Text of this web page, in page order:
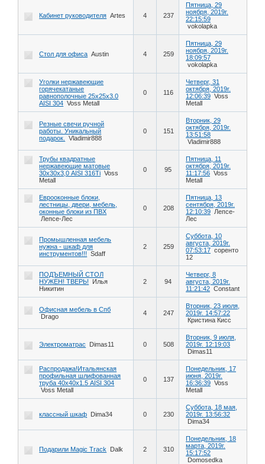
Кабинет руководителя Artes 4 237
Пятница, 29
ноября, 2019г.
22:15:59
vokolapka
Стол для офиса Austin 4 259
Пятница, 29
ноября, 2019г.
18:09:57
vokolapka
Уголки нержавеющие
горячекатаные
равнополочные 25х25х3.0
AISI 304 Voss Metall
0 116
Четверг, 31
октября, 2019г.
12:06:39 Voss
Metall
Резные свечи ручной
работы. Уникальный
подарок.
Vladimir888
0 151
Вторник, 29
октября, 2019г.
13:51:58
Vladimir888
Трубы квадратные
нержавеющие матовые
30х30х3,0 AISI 316Ti Voss
Metall
0 95
Пятница, 11
октября, 2019г.
11:17:56 Voss
Metall
Еврооконные блоки,
лестницы, двери, мебель,
оконные блоки из ПВХ
Лепсе-Лес
0 208
Пятница, 13
сентября, 2019г.
12:10:39 Лепсе-
Лес
Промышленная мебель
нужна - шкаф для
инструментов!!!
Sdaff
2 259
Суббота, 10
августа, 2019г.
07:53:17 соренто
12
ПОДЪЕМНЫЙ СТОЛ
НУЖЕН! ТВЕРЬ!
Илья
Никитин
2 94
Четверг, 8
августа, 2019г.
11:21:42 Constant
Офисная мебель в Спб
Drago
4 247
Вторник, 23 июля,
2019г. 14:57:22
Кристина Кисс
Электроматрас Dimas11 0 508
Вторник, 9 июля,
2019г. 12:19:03
Dimas11
Распродажа!Итальянская
профильная шлифованная
труба 40х40х1.5 AISI 304
Voss Metall
0 137
Понедельник, 17
июня, 2019г.
16:36:39 Voss
Metall
классный шкаф Dima34 0 230
Суббота, 18 мая,
2019г. 13:56:32
Dima34
Подарили Magic Track Dalk 2 310
Понедельник, 18
марта, 2019г.
15:17:52
Domosedka